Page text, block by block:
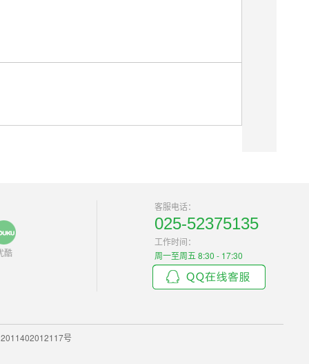
酷
客服电话：
025-52375135
工作时间：
周一至周五 8:30 - 17:30
号